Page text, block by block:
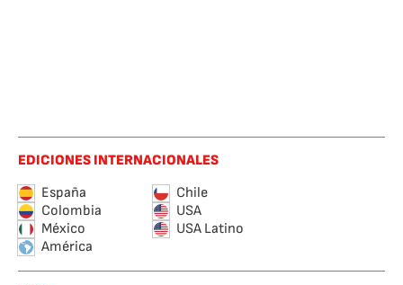
EDICIONES INTERNACIONALES
España
Chile
Colombia
USA
México
USA Latino
América